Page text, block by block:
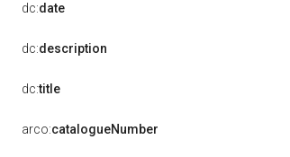
dc:date
dc:description
dc:title
arco:catalogueNumber